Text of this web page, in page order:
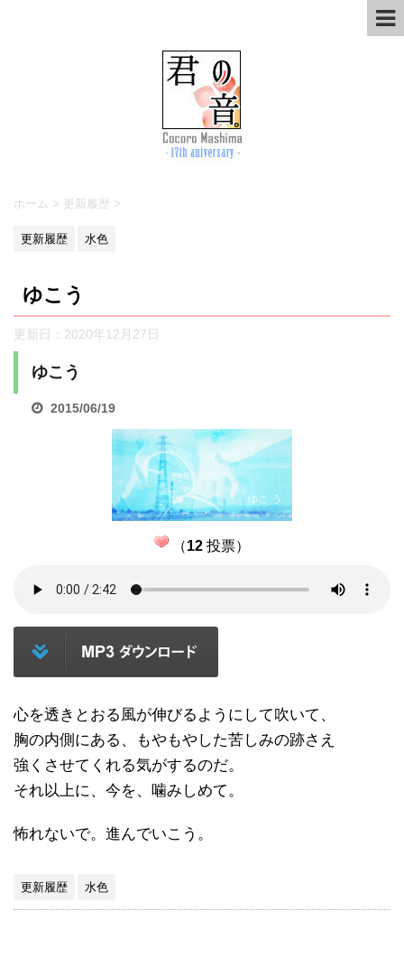
ホーム > 更新履歴 >
更新履歴 水色
ゆこう
更新日： 2020年12月27日
ゆこう
2015/06/19
（12 投票）
心を透きとおる風が伸びるようにして吹いて、
胸の内側にある、もやもやした苦しみの跡さえ
強くさせてくれる気がするのだ。
それ以上に、今を、噛みしめて。
怖れないで。進んでいこう。
更新履歴 水色